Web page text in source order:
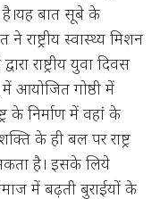
है।यह बात सूबे के
राष्ट्रीय स्वास्थ्य मिशन
राष्ट्रीय युवा दिवस
आयोजित गोष्ठी में
के निर्माण में वहां के
के ही बल पर राष्ट्र
है। इसके लिये
में बढ़ती बुराईयों के